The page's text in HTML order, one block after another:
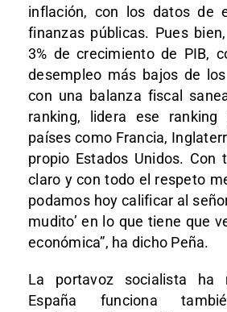
inflación, con los datos de
finanzas públicas. Pues
3% de crecimiento de PIB,
desempleo más bajos de
con una balanza fiscal
ranking, lidera ese
países como Francia,
propio Estados Unidos. Con
claro y con todo el respeto
podamos hoy calificar al
mudito’ en lo que tiene que
económica”, ha dicho Peña.
La portavoz socialista ha
España funciona